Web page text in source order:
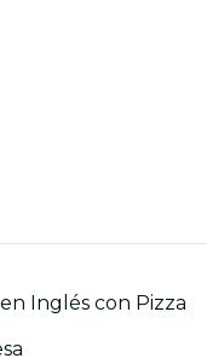
Inglés con Pizza